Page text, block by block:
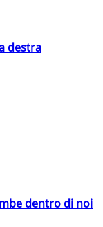
destra
dentro di noi